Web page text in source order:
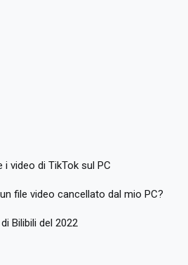
video di TikTok sul PC
file video cancellato dal mio PC?
Bilibili del 2022